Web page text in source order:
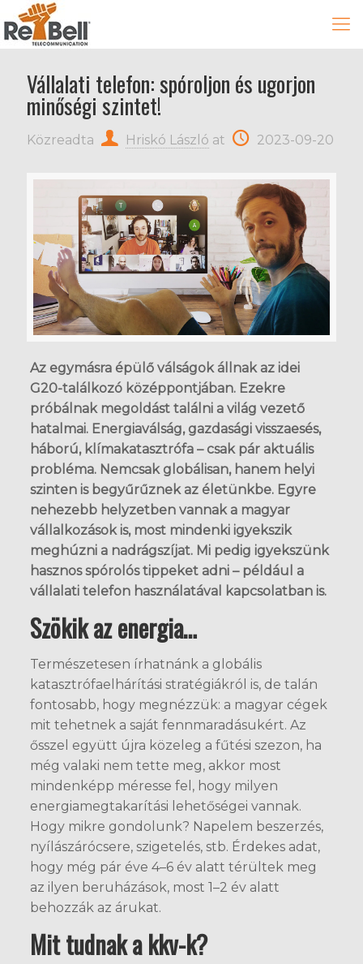
Vállalati telefon: spóroljon és ugorjon
minőségi szintet!
Közreadta Hriskó László at 2023-09-20
Az egymásra épülő válságok állnak az idei
G20-találkozó középpontjában. Ezekre
próbálnak megoldást találni a világ vezető
hatalmai. Energiaválság, gazdasági visszaesés,
háború, klímakatasztrófa – csak pár aktuális
probléma. Nemcsak globálisan, hanem helyi
szinten is begyűrűznek az életünkbe. Egyre
nehezebb helyzetben vannak a magyar
vállalkozások is, most mindenki igyekszik
meghúzni a nadrágszíjat. Mi pedig igyekszünk
hasznos spórolós tippeket adni – például a
vállalati telefon használatával kapcsolatban is.
Szökik az energia…
Természetesen írhatnánk a globális
katasztrófaelhárítási stratégiákról is, de talán
fontosabb, hogy megnézzük: a magyar cégek
mit tehetnek a saját fennmaradásukért. Az
ősszel együtt újra közeleg a fűtési szezon, ha
még valaki nem tette meg, akkor most
mindenképp méresse fel, hogy milyen
energiamegtakarítási lehetőségei vannak.
Hogy mikre gondolunk? Napelem beszerzés,
nyílászárócsere, szigetelés, stb. Érdekes adat,
hogy még pár éve 4–6 év alatt térültek meg
az ilyen beruházások, most 1–2 év alatt
behozzák az árukat.
Mit tudnak a kkv-k?